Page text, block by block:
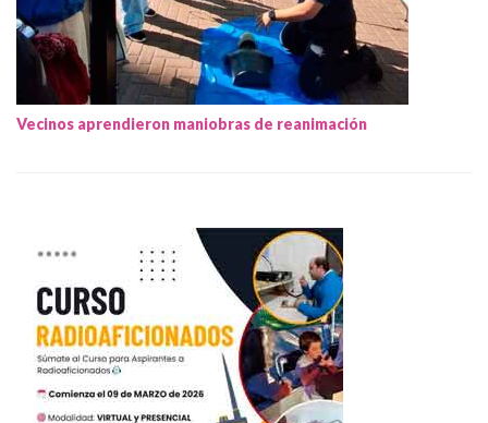
Vecinos aprendieron maniobras de reanimación